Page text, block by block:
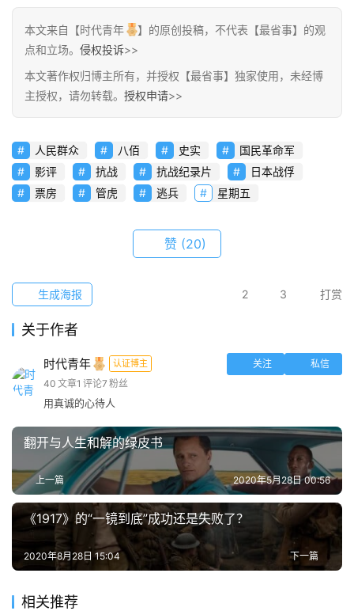
简
讯
圈
子
博
主
地
摊
客
户
投
稿
须
知
本文来自【时代青年
】的原创投稿，不代表【最省事】的观
点和立场。 侵权投诉>>
本文著作权归博主所有，并授权【最省事】独家使用，未经博
主授权，请勿转载。 授权申请>>
人民群众 八佰 史实
国民革命军
影评
抗战 抗战纪录片
日本战俘
票房
管虎 逃兵 星期五
赞 (20)
2 3 打赏
生成海报
关于作者
时代青年 认证博主 关注
私信
40 文章1 评论7 粉丝
用真诚的心待人
翻开与人生和解的绿皮书
上一篇 2020年5月28日 00:56
《1917》的“一镜到底”成功还是失败了？
下一篇
2020年8月28日 15:04
相关推荐